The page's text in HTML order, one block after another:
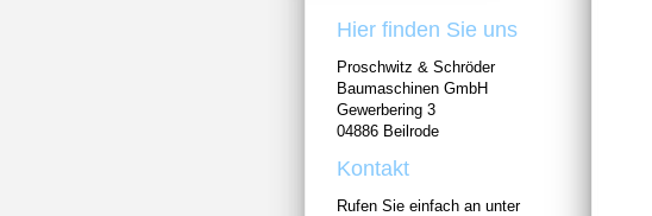
Hier finden Sie uns
Proschwitz & Schröder
Baumaschinen GmbH
Gewerbering 3
04886 Beilrode
Kontakt
Rufen Sie einfach an unter